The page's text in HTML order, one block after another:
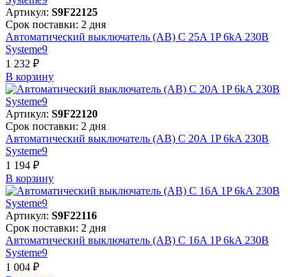
Артикул: S9F22125
Срок поставки: 2 дня
Автоматический выключатель (АВ) C 25A 1P 6kA 230В
Systeme9
1 232 ₽
В корзинy
Артикул: S9F22120
Срок поставки: 2 дня
Автоматический выключатель (АВ) C 20A 1P 6kA 230В
Systeme9
1 194 ₽
В корзинy
Артикул: S9F22116
Срок поставки: 2 дня
Автоматический выключатель (АВ) C 16A 1P 6kA 230В
Systeme9
1 004 ₽